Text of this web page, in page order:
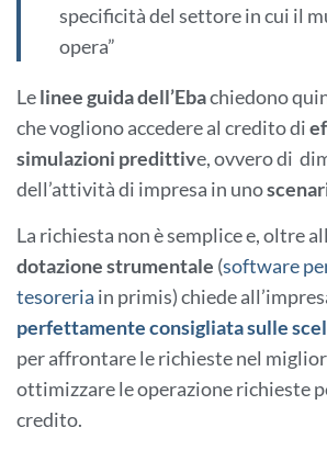
specificità del settore in cui il
opera”
Lelinee guida dell’Ebachiedono
che vogliono accedere al credito di
simulazioni predittive, ovvero di
dell’attività di impresa in uno
La richiesta non è semplice e, oltre
dotazione strumentale (software
tesoreria in primis) chiede
perfettamente consigliata sulle
per affrontare le richieste nel
ottimizzare le operazione richieste
credito.